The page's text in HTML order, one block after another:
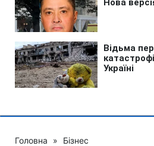
Головна » Бізнес